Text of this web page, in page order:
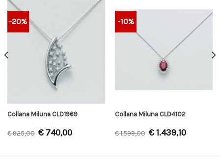
-20%
Collana Miluna CLD1969
€925,00 €740,00
-10%
Collana Miluna CLD4102
€1.599,00 €1.439,10